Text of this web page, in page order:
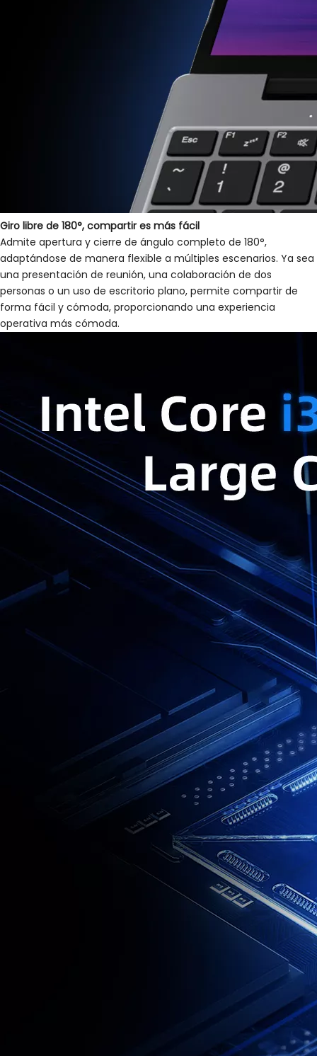
Giro libre de 180°, compartir es más fácil
Admite apertura y cierre de ángulo completo de 180°,
adaptándose de manera flexible a múltiples escenarios. Ya sea
una presentación de reunión, una colaboración de dos
personas o un uso de escritorio plano, permite compartir de
forma fácil y cómoda, proporcionando una experiencia
operativa más cómoda.